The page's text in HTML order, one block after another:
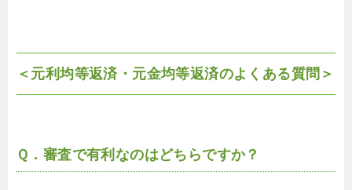
＜元利均等返済・元金均等返済のよくある質問＞
Ｑ．審査で有利なのはどちらですか？